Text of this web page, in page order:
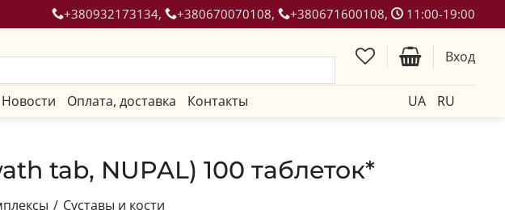
+380932173134, +380670070108, +380671600108, 11:00-19:00
Вход
Новости Оплата, доставка Контакты UA RU
tab, NUPAL) 100 таблеток*
/ Суставы и кости